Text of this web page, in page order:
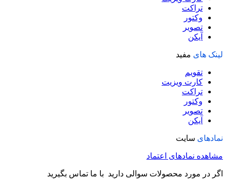
تراکت
وکتور
تصویر
آیکن
لینک های مفید
تقویم
کارت ویزیت
تراکت
وکتور
تصویر
آیکن
نمادهای سایت
مشاهده نمادهای اعتماد
اگر در مورد محصولات سوالی دارید با ما تماس بگیرید